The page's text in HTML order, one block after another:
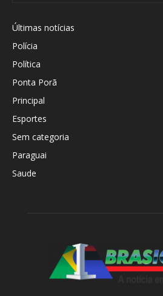
Últimas notícias
Polícia
Política
Ponta Porã
Principal
Esportes
Sem categoria
Paraguai
Saude